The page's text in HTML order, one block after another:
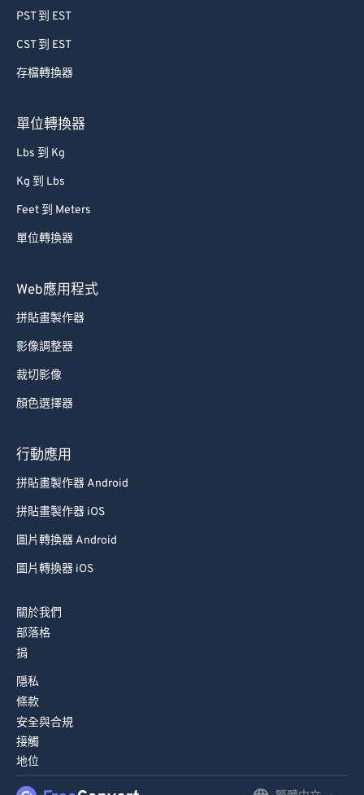
PST 到 EST
CST 到 EST
存檔轉換器
單位轉換器
Lbs 到 Kg
Kg 到 Lbs
Feet 到 Meters
單位轉換器
Web應用程式
拼貼畫製作器
影像調整器
裁切影像
顏色選擇器
行動應用
拼貼畫製作器 Android
拼貼畫製作器 iOS
圖片轉換器 Android
圖片轉換器 iOS
關於我們
部落格
捐
隱私
條款
安全與合規
接觸
地位